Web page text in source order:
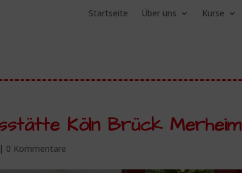
Startseite Über uns Kurse
Köln Brück Merheim
| 0 Kommentare